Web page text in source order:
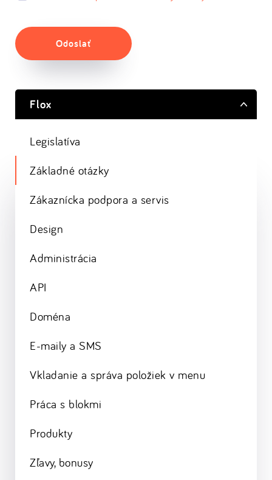
Odoslať
Flox
Legislatíva
Základné otázky
Zákaznícka podpora a servis
Design
Administrácia
API
Doména
E-maily a SMS
Vkladanie a správa položiek v menu
Práca s blokmi
Produkty
Zľavy, bonusy